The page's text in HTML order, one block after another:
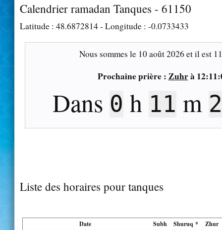
Calendrier ramadan Tanques - 61150
Latitude : 48.6872814- Longitude : -0.0733433
Nous sommes le 10 août 2026 et il est
Prochaine prière : Zuhrà
Dans 0 h 11 m
Liste des horaires pour tanques
Date Subh Shuruq * Zhur